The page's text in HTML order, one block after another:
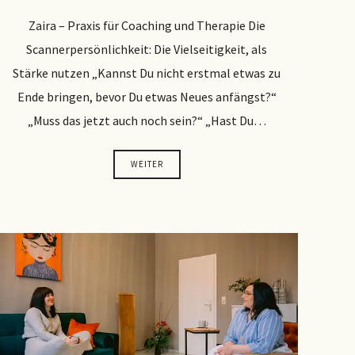
Zaira – Praxis für Coaching und Therapie Die
Scannerpersönlichkeit: Die Vielseitigkeit, als
Stärke nutzen „Kannst Du nicht erstmal etwas zu
Ende bringen, bevor Du etwas Neues anfängst?“
„Muss das jetzt auch noch sein?“ „Hast Du…
WEITER